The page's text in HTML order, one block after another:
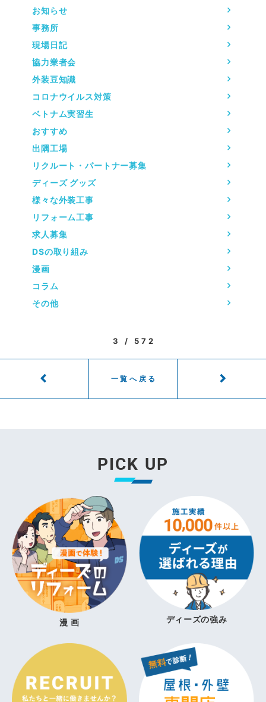
お知らせ
事務所
現場日記
協力業者会
外装豆知識
コロナウイルス対策
ベトナム実習生
おすすめ
出隅工場
リクルート・パートナー募集
ディーズ グッズ
様々な外装工事
リフォーム工事
求人募集
DSの取り組み
漫画
コラム
その他
3 / 572
一覧へ戻る
PICK UP
漫 画 ディーズの強み